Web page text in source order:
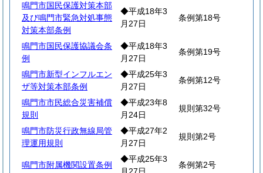
鳴門市国民保護対策本部
及び鳴門市緊急対処事態
対策本部条例
◆平成18年3
月27日
条例第18号
鳴門市国民保護協議会条
例
◆平成18年3
月27日
条例第19号
鳴門市新型インフルエン
ザ等対策本部条例
◆平成25年3
月27日
条例第12号
鳴門市市民総合災害補償
規則
◆平成23年8
月24日
規則第32号
鳴門市防災行政無線局管
理運用規則
◆平成27年2
月27日
規則第2号
鳴門市附属機関設置条例
◆平成25年3
条例第2号